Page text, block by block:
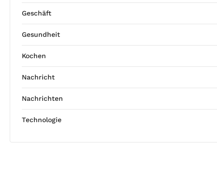
Geschäft
Gesundheit
Kochen
Nachricht
Nachrichten
Technologie